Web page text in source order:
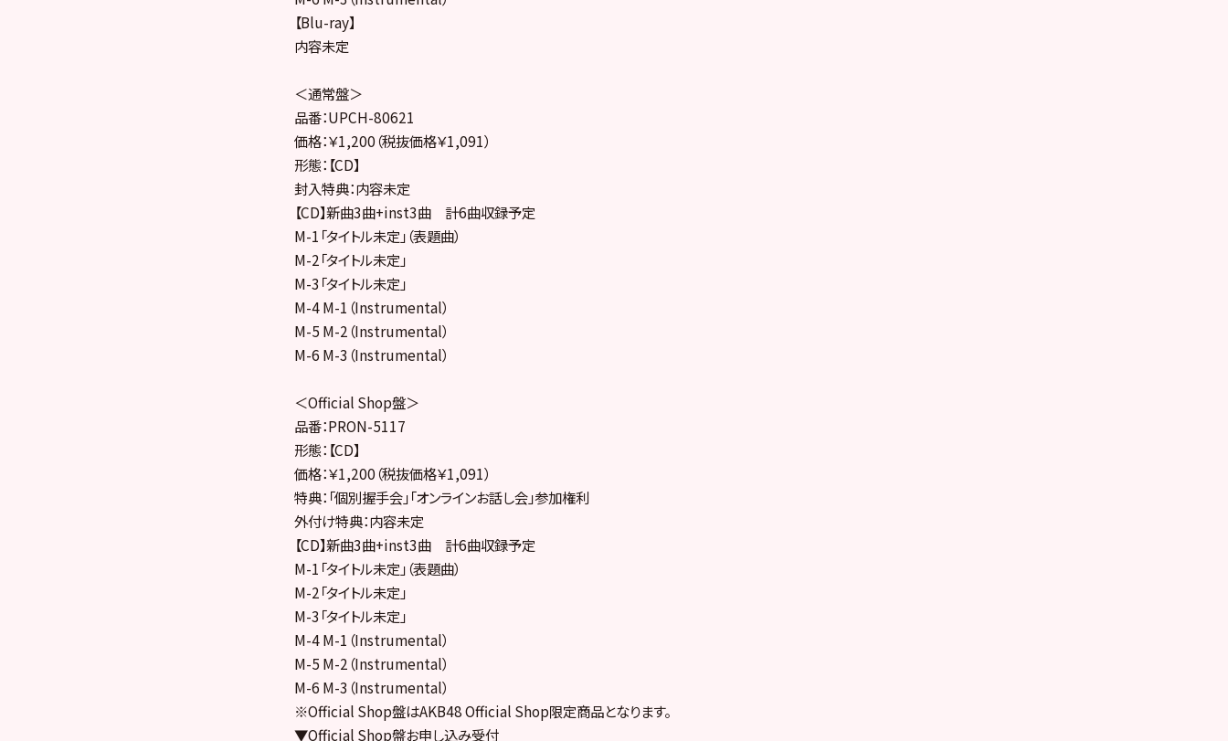
【Blu-ray】
内容未定
＜通常盤＞
品番：UPCH-80621
価格：￥1,200（税抜価格￥1,091）
形態：【CD】
封入特典：内容未定
【CD】新曲3曲+inst3曲 計6曲収録予定
M-1「タイトル未定」（表題曲）
M-2「タイトル未定」
M-3「タイトル未定」
M-4 M-1（Instrumental）
M-5 M-2（Instrumental）
M-6 M-3（Instrumental）
＜Official Shop盤＞
品番：PRON-5117
形態：【CD】
価格：￥1,200（税抜価格￥1,091）
特典：「個別握手会」「オンラインお話し会」参加権利
外付け特典：内容未定
【CD】新曲3曲+inst3曲 計6曲収録予定
M-1「タイトル未定」（表題曲）
M-2「タイトル未定」
M-3「タイトル未定」
M-4 M-1（Instrumental）
M-5 M-2（Instrumental）
M-6 M-3（Instrumental）
※Official Shop盤はAKB48 Official Shop限定商品となります。
▼Official Shop盤お申し込み受付